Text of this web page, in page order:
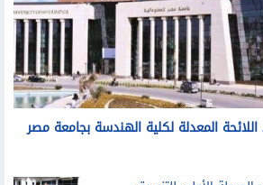
المعدلة لكلية الهندسة بجامعة مصر